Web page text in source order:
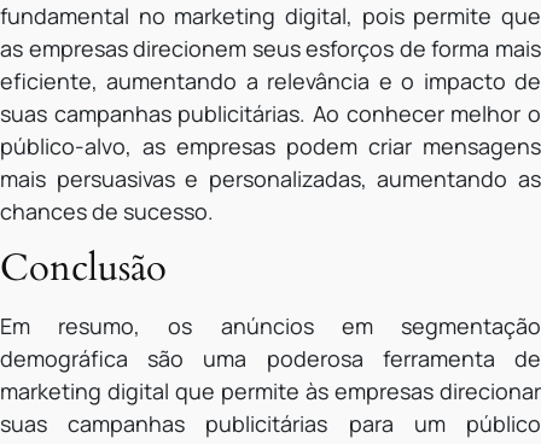
fundamental no marketing digital, pois permite que
as empresas direcionem seus esforços de forma mais
eficiente, aumentando a relevância e o impacto de
suas campanhas publicitárias. Ao conhecer melhor o
público-alvo, as empresas podem criar mensagens
mais persuasivas e personalizadas, aumentando as
chances de sucesso.
Conclusão
Em resumo, os anúncios em segmentação
demográfica são uma poderosa ferramenta de
marketing digital que permite às empresas direcionar
suas campanhas publicitárias para um público